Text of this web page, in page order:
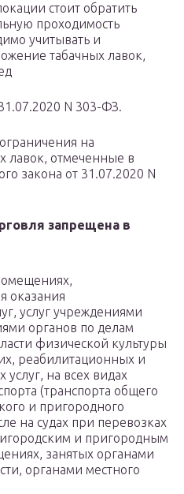
стоит обратить
проходимость
учитывать и
табачных лавок,
N 303-ФЗ.
на
лавок, отмеченные в
закона от 31.07.2020 N
запрещена в
оказания
услуг учреждениями
органов по делам
физической культуры
реабилитационных и
на всех видах
(транспорта общего
и пригородного
на судах при перевозках
и пригородным
занятых органами
органами местного